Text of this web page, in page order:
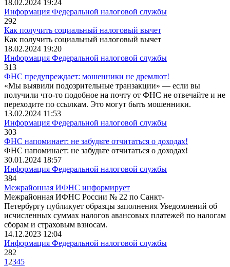
18.02.2024 19:24
Информация Федеральной налоговой службы
292
Как получить социальный налоговый вычет
Как получить социальный налоговый вычет
18.02.2024 19:20
Информация Федеральной налоговой службы
313
ФНС предупреждает: мошенники не дремлют!
«Мы выявили подозрительные транзакции» — если вы
получили что-то подобное на почту от ФНС не отвечайте и не
переходите по ссылкам. Это могут быть мошенники.
13.02.2024 11:53
Информация Федеральной налоговой службы
303
ФНС напоминает: не забудьте отчитаться о доходах!
ФНС напоминает: не забудьте отчитаться о доходах!
30.01.2024 18:57
Информация Федеральной налоговой службы
384
Межрайонная ИФНС информирует
Межрайонная ИФНС России № 22 по Санкт-
Петербургу публикует образцы заполнения Уведомлений об
исчисленных суммах налогов авансовых платежей по налогам
сборам и страховым взносам.
14.12.2023 12:04
Информация Федеральной налоговой службы
282
1 2345